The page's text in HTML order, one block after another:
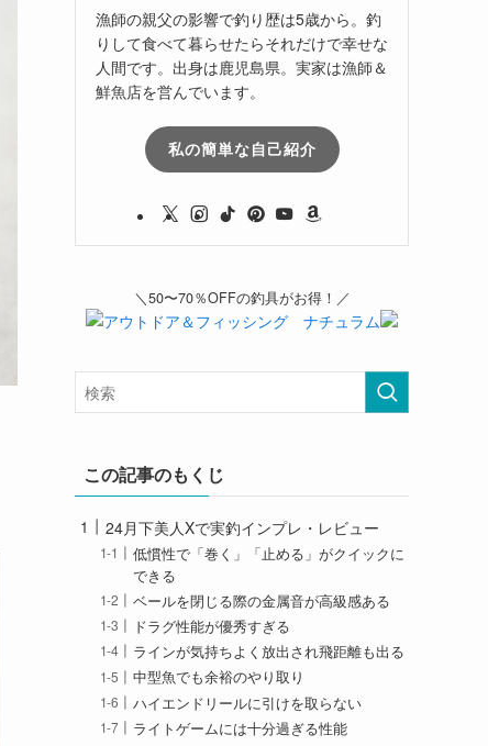
漁師の親父の影響で釣り歴は5歳から。釣
りして食べて暮らせたらそれだけで幸せな
人間です。出身は鹿児島県。実家は漁師＆
鮮魚店を営んでいます。
私の簡単な自己紹介
＼50〜70％OFFの釣具がお得！／
この記事のもくじ
24月下美人Xで実釣インプレ・レビュー
低慣性で「巻く」「止める」がクイックに
できる
ベールを閉じる際の金属音が高級感ある
ドラグ性能が優秀すぎる
ラインが気持ちよく放出され飛距離も出る
中型魚でも余裕のやり取り
ハイエンドリールに引けを取らない
ライトゲームには十分過ぎる性能